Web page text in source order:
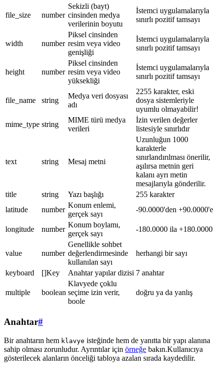
file_size number
Sekizli (bayt)
cinsinden medya
verilerinin boyutu
İstemci uygulamalarıyla
sınırlı pozitif tamsayı
width number
Piksel cinsinden
resim veya video
genişliği
İstemci uygulamalarıyla
sınırlı pozitif tamsayı
height number
Piksel cinsinden
resim veya video
yüksekliği
İstemci uygulamalarıyla
sınırlı pozitif tamsayı
file_name string
Medya veri dosyası
adı
2255 karakter, eski
dosya sistemleriyle
uyumlu olmayabilir!
mime_type string
MIME türü medya
verileri
İzin verilen değerler
listesiyle sınırlıdır
text string Mesaj metni
Uzunluğun 1000
karakterle
sınırlandırılması önerilir,
aşılırsa metnin geri
kalanı ayrı metin
mesajlarıyla gönderilir.
title
string Yazı başlığı
255 karakter
latitude
number
Konum enlemi,
gerçek sayı
-90.0000'den +90.0000'e
longitude number
Konum boylamı,
gerçek sayı
-180.0000 ila +180.0000
value number
Genellikle sohbet
değerlendirmesinde
kullanılan sayı
herhangi bir sayı
keyboard []Key Anahtar yapılar dizisi 7 anahtar
multiple boolean
Klavyede çoklu
seçime izin verir,
boole
doğru ya da yanlış
Anahtar#
Bir anahtarın hem klavye isteğinde hem de yanıtta bir yapı alanına
sahip olması zorunludur. Ayrıntılar için örneğe bakın.Kullanıcıya
gösterilecek alanların önceliği tabloya azalan sırada kaydedilir.